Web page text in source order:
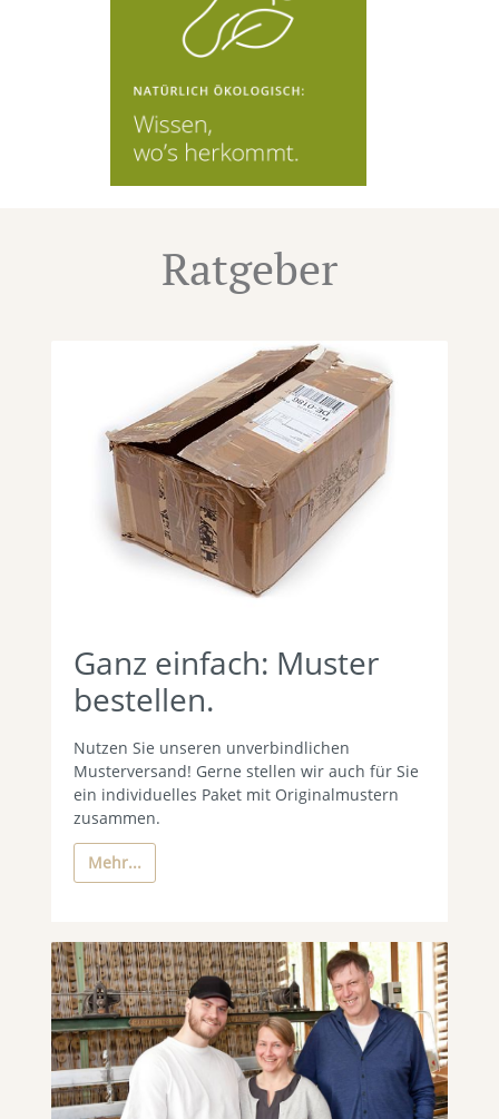
Ratgeber
Ganz einfach: Muster
bestellen.
Nutzen Sie unseren unverbindlichen
Musterversand! Gerne stellen wir auch für Sie
ein individuelles Paket mit Originalmustern
zusammen.
Mehr...